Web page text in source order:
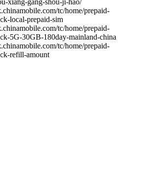
xiang-gang-shou-ji-hao/
tc/home/prepaid-
local-prepaid-sim
tc/home/prepaid-
5G-30GB-180day-mainland-china
tc/home/prepaid-
refill-amount